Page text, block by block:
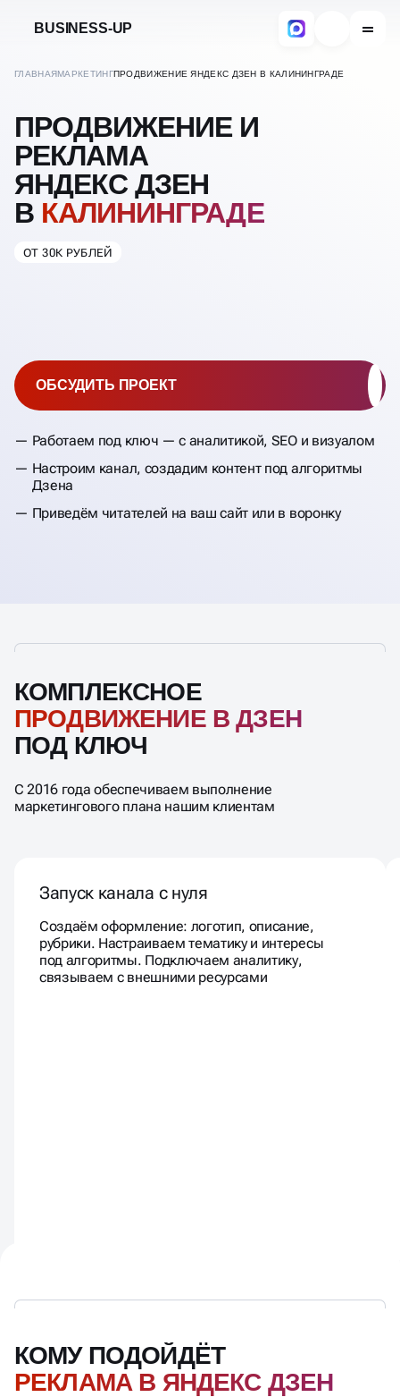
BUSINESS-UP
ГЛАВНАЯМАРКЕТИНГПРОДВИЖЕНИЕ ЯНДЕКС ДЗЕН В КАЛИНИНГРАДЕ
ПРОДВИЖЕНИЕ И
РЕКЛАМА
ЯНДЕКС ДЗЕН
В КАЛИНИНГРАДЕ
ОТ 30К РУБЛЕЙ
Работаем под ключ — с аналитикой, SEO и визуалом
Настроим канал, создадим контент под алгоритмы
Дзена
Приведём читателей на ваш сайт или в воронку
ОБСУДИТЬ ПРОЕКТ
КОМПЛЕКСНОЕ
ПРОДВИЖЕНИЕ В ДЗЕН
ПОД КЛЮЧ
С 2016 года обеспечиваем выполнение
маркетингового плана нашим клиентам
Запуск канала с нуля
Создаём оформление: логотип, описание,
рубрики. Настраиваем тематику и интересы
под алгоритмы. Подключаем аналитику,
связываем с внешними ресурсами
КОМУ ПОДОЙДЁТ
РЕКЛАМА В ЯНДЕКС ДЗЕН